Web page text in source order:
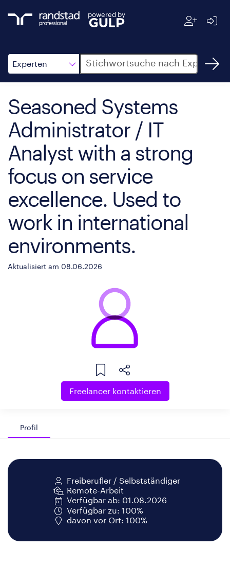
powered by
Experten
Suche
Seasoned Systems
Administrator / IT
Analyst with a strong
focus on service
excellence. Used to
work in international
environments.
Aktualisiert am 08.06.2026
Freelancer kontaktieren
Profil
Freiberufler / Selbstständiger
Remote-Arbeit
Verfügbar ab: 01.08.2026
Verfügbar zu: 100%
davon vor Ort: 100%